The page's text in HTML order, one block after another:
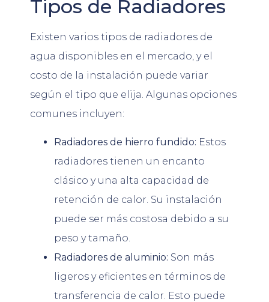
Tipos de Radiadores
Existen varios tipos de radiadores de
agua disponibles en el mercado, y el
costo de la instalación puede variar
según el tipo que elija. Algunas opciones
comunes incluyen:
Radiadores de hierro fundido: Estos
radiadores tienen un encanto
clásico y una alta capacidad de
retención de calor. Su instalación
puede ser más costosa debido a su
peso y tamaño.
Radiadores de aluminio: Son más
ligeros y eficientes en términos de
transferencia de calor. Esto puede